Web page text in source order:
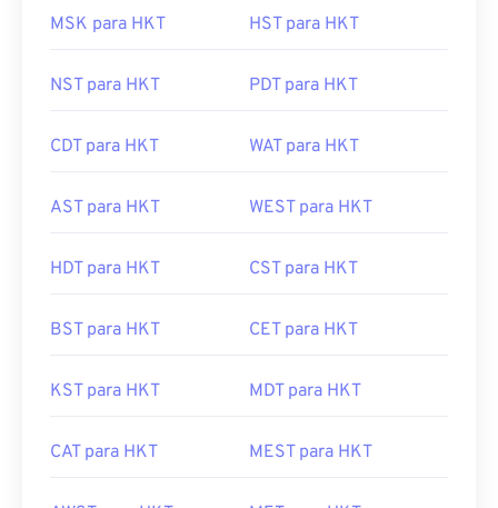
MSK para HKT HST para HKT
NST para HKT PDT para HKT
CDT para HKT WAT para HKT
AST para HKT WEST para HKT
HDT para HKT CST para HKT
BST para HKT CET para HKT
KST para HKT MDT para HKT
CAT para HKT MEST para HKT